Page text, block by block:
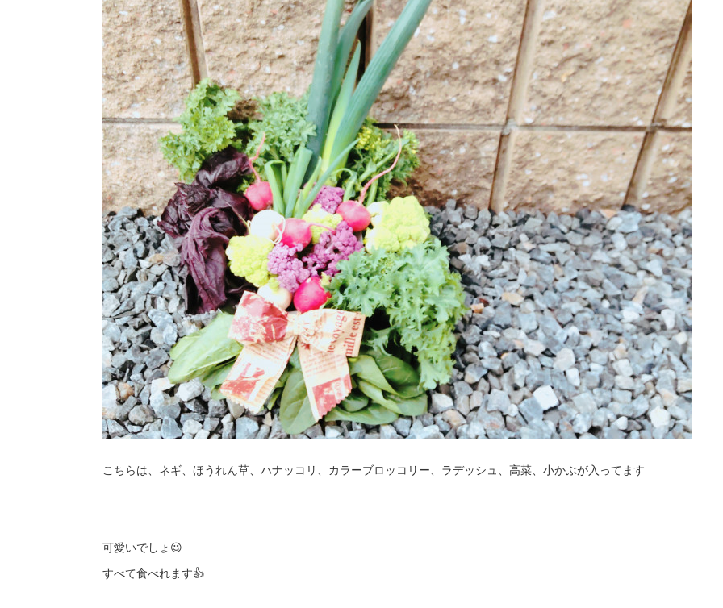
こちらは、ネギ、ほうれん草、ハナッコリ、カラーブロッコリー、ラデッシュ、高菜、小かぶが入ってます
可愛いでしょ😉
すべて食べれます👍️